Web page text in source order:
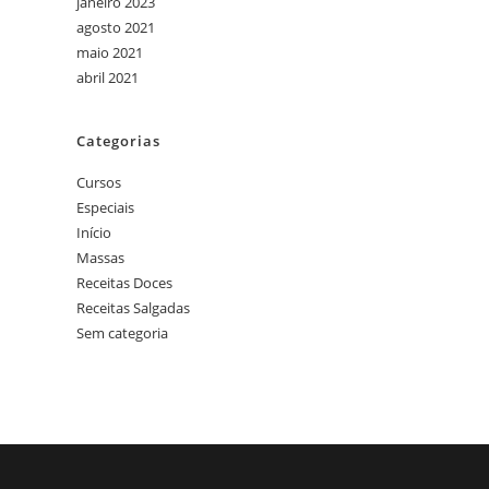
agosto 2021
maio 2021
abril 2021
Categorias
Cursos
Especiais
Início
Massas
Receitas Doces
Receitas Salgadas
Sem categoria